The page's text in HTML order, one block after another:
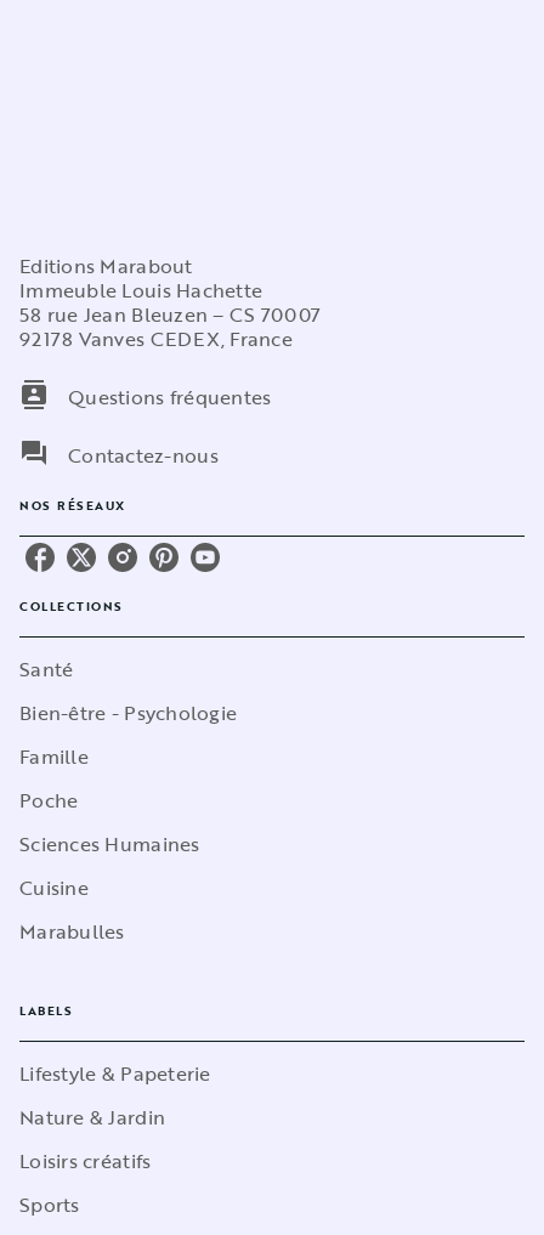
Editions Marabout
Immeuble Louis Hachette
58 rue Jean Bleuzen – CS 70007
92178 Vanves CEDEX, France
contacts
Questions fréquentes
question_answer
Contactez-nous
NOS RÉSEAUX
COLLECTIONS
Santé
Bien-être - Psychologie
Famille
Poche
Sciences Humaines
Cuisine
Marabulles
LABELS
Lifestyle & Papeterie
Nature & Jardin
Loisirs créatifs
Sports